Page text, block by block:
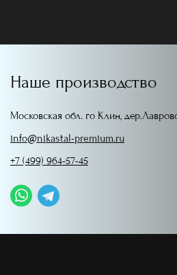
Наше производство
Московская обл. го Клин,
info@nikastal-premium.ru
+7 (499) 964-57-45